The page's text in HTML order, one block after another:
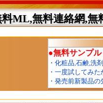
ML,無料連絡網,